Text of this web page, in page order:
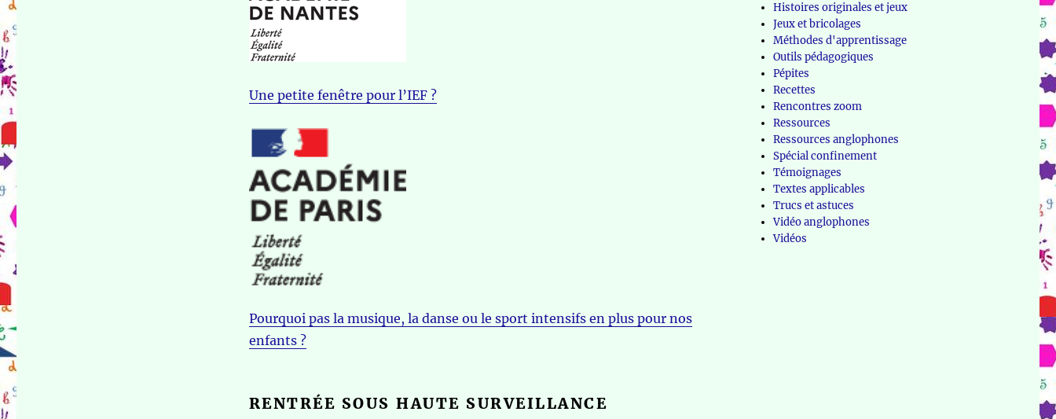
Une petite fenêtre pour l’IEF ?
Pourquoi pas la musique, la danse ou le sport intensifs en plus pour nos
enfants ?
RENTRÉE SOUS HAUTE SURVEILLANCE
Histoires originales et jeux
Jeux et bricolages
Méthodes d'apprentissage
Outils pédagogiques
Pépites
Recettes
Rencontres zoom
Ressources
Ressources anglophones
Spécial confinement
Témoignages
Textes applicables
Trucs et astuces
Vidéo anglophones
Vidéos